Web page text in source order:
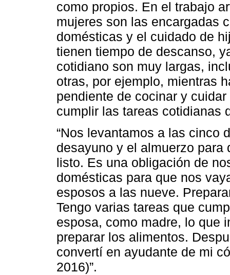
como propios. En el trabajo
mujeres son las encargadas
domésticas y el cuidado de
tienen tiempo de descanso,
cotidiano son muy largas,
otras, por ejemplo, mientras
pendiente de cocinar y
cumplir las tareas cotidianas
“Nos levantamos a las cinco
desayuno y el almuerzo
listo. Es una obligación de
domésticas para que nos
esposos a las nueve.
Tengo varias tareas que
esposa, como madre, lo que
preparar los alimentos.
convertí en ayudante de mi
2016)”.